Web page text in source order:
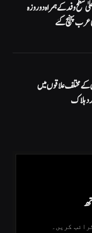
وفد کے ہمراہ دو روزه
پہنچ گئے
کے مختلف علاقوں میں
کریں۔